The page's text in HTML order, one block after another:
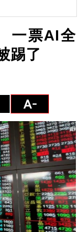
一票AI全
踢了